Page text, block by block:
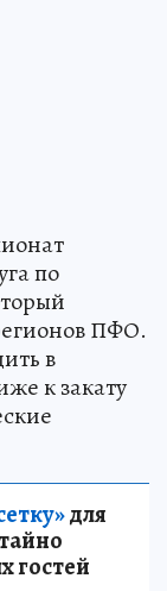
по
ПФО.
в
к закату
для
гостей